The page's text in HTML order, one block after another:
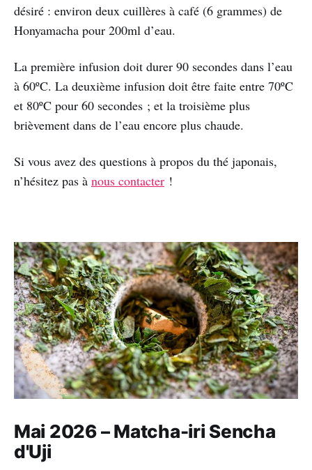
désiré : environ deux cuillères à café (6 grammes) de
Honyamacha pour 200ml d’eau.
La première infusion doit durer 90 secondes dans l’eau
à 60ºC. La deuxième infusion doit être faite entre 70ºC
et 80ºC pour 60 secondes ; et la troisième plus
brièvement dans de l’eau encore plus chaude.
Si vous avez des questions à propos du thé japonais,
n’hésitez pas à nous contacter !
Mai 2026 – Matcha-iri Sencha
d'Uji